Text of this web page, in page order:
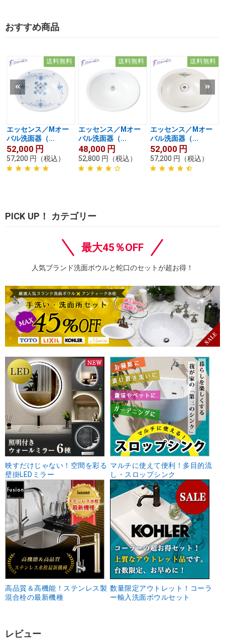
おすすめ商品
送料無料
エッセンス／Mオー
バル洗面器（...
52,000 円
57,200 円 （税込）
送料無料
エッセンス／Mオー
バル洗面器（...
48,000 円
52,800 円 （税込）
送料無料
エッセンス／Mオー
バル洗面器（...
52,000 円
57,200 円 （税込）
PICK UP！ カテゴリー
最大45％OFF
人気ブランド洗面ボウルと蛇口のセットが超お得！
映すだけじゃない！空間を彩る
壁掛LEDミラー
マルチに使えて便利！多目的流
し・スロップシンク
高品質＆高機能！ステンレス製
混合栓の最新機種
数量限定アウトレット！コーラ
ー輸入洗面ボウルセット
レビュー